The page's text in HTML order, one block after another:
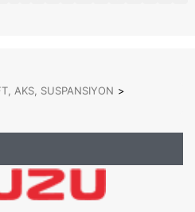
AKS, SUSPANSIYON >